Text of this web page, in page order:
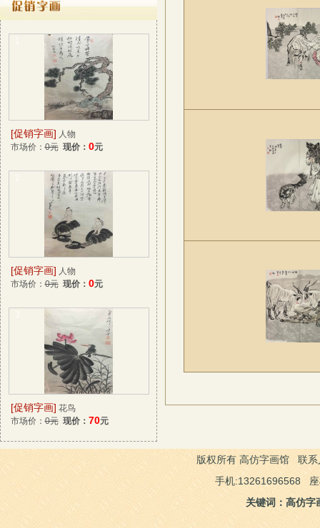
[促销字画] 人物
市场价：0元 现价： 0元
[促销字画] 人物
市场价：0元 现价： 0元
[促销字画] 花鸟
市场价：0元 现价： 70元
版权所有 高仿字画馆 联
手机:13261696568
关键词：高仿字